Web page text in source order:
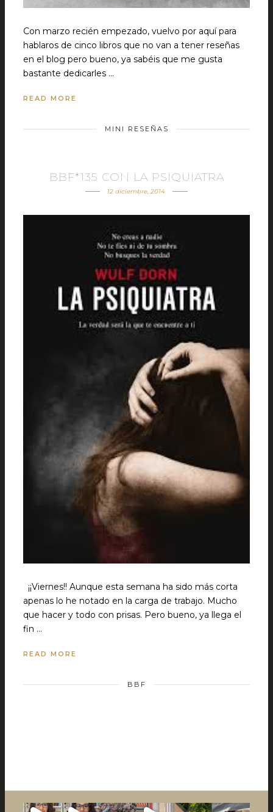
Con marzo recién empezado, vuelvo por aquí para
hablaros de cinco libros que no van a tener reseñas
en el blog pero bueno, ya sabéis que me gusta
bastante dedicarles …
READ MORE
MINI RESEÑAS
BBF*135 CON LA PSIQUIATRA
12 diciembre, 2014
¡¡Viernes!! Aunque esta semana ha sido más corta
apenas lo he notado en la carga de trabajo. Mucho
que hacer y todo con prisas. Pero bueno, ya llega el
fin …
READ MORE
BBF